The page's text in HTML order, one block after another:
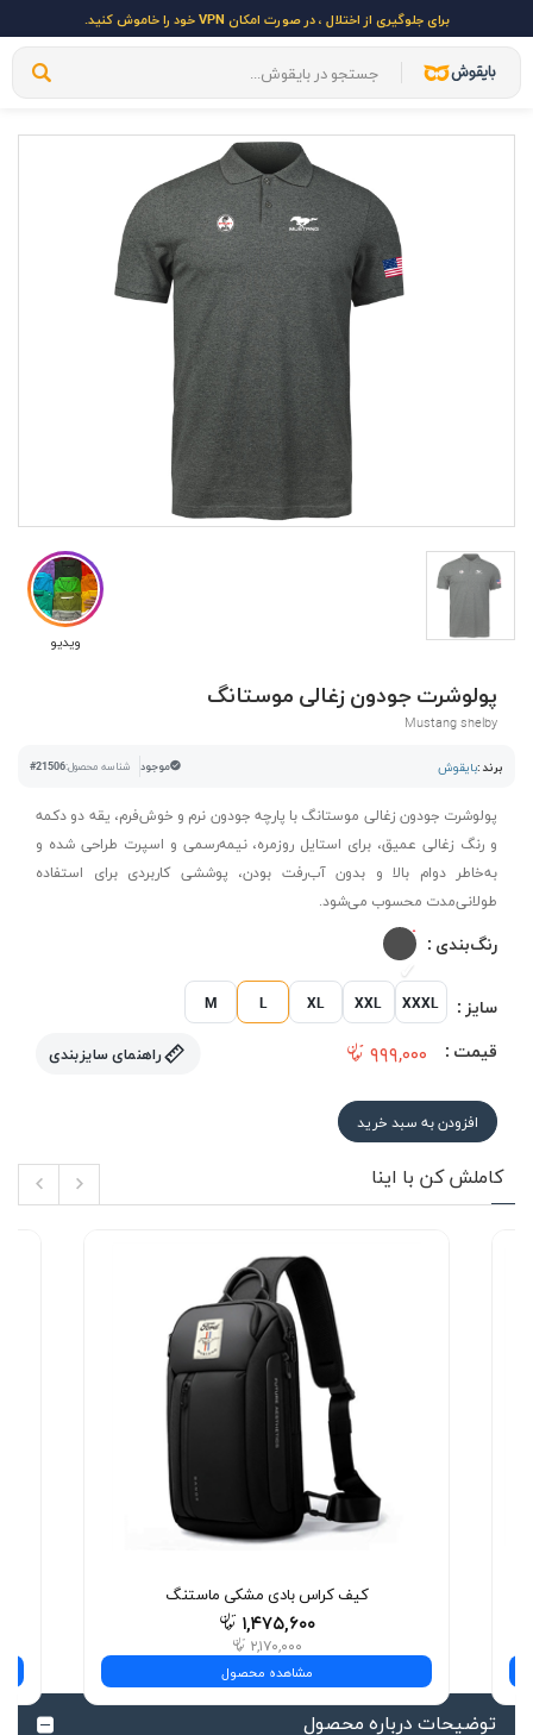
برای جلوگیری از اختلال ، در صورت امکان VPN خود را خاموش کنید.
ویدیو
پولوشرت جودون زغالی موستانگ
Mustang shelby
برند :بایقوش موجود شناسه محصول:#21506
پولوشرت جودون زغالی موستانگ با پارچه جودون نرم و خوش‌فرم، یقه دو دکمه
و رنگ زغالی عمیق، برای استایل روزمره، نیمه‌رسمی و اسپرت طراحی شده و
به‌خاطر دوام بالا و بدون آب‌رفت بودن، پوششی کاربردی برای استفاده
طولانی‌مدت محسوب می‌شود.
رنگ‌بندی :
سایز : M L XL XXL XXXL
قیمت : ۹۹۹,۰۰۰ راهنمای سایزبندی
افزودن به سبد خرید
کاملش کن با اینا
کیف کراس بادی مشکی ماستنگ
۱,۴۷۵,۶۰۰
۲,۱۷۰,۰۰۰
مشاهده محصول
توضیحات درباره محصول